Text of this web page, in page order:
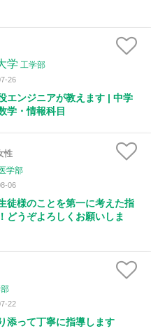
学 工学部
26
エンジニアが教えます | 中学
学・情報科目
性
医学部
06
徒様のことを第一に考えた指
どうぞよろしくお願いしま
22
添って丁寧に指導します